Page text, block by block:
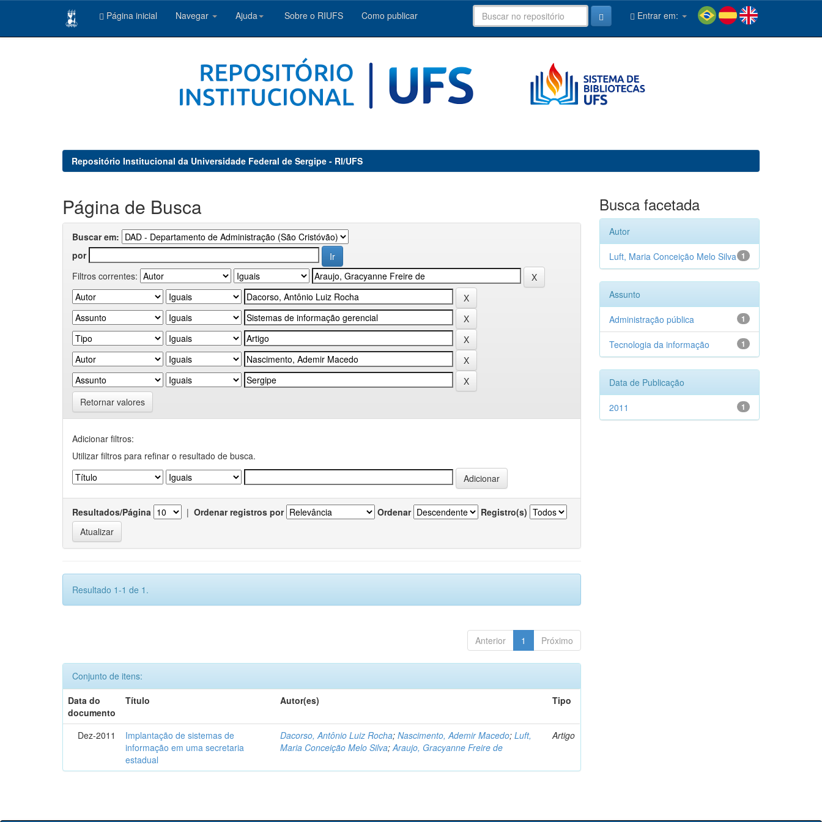
Página inicial Navegar Ajuda Sobre o RIUFS Como publicar Entrar em:
Repositório Institucional da Universidade Federal de Sergipe - RI/UFS
Página de Busca
Buscar em:
por
Filtros correntes:
Retornar valores
Adicionar filtros:
Utilizar filtros para refinar o resultado de busca.
Resultados/Página | Ordenar registros por Ordenar Registro(s)
Resultado 1-1 de 1.
Anterior 1 Próximo
Conjunto de itens:
Data do
documento
Título Autor(es) Tipo
Dez-2011
Implantação de sistemas de
informação em uma secretaria
estadual
Dacorso, Antônio Luiz Rocha;Nascimento, Ademir Macedo;Luft,
Maria Conceição Melo Silva;Araujo, Gracyanne Freire de
Artigo
Busca facetada
Autor
1
Luft, Maria Conceição Melo Silva
Assunto
1
Administração pública
1
Tecnologia da informação
Data de Publicação
1
2011